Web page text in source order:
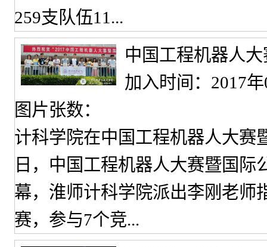
259支队伍11...
中国工程机器人
加入时间：2017
图片张数：
计科学院在中国工程机器人大赛
日，中国工程机器人大赛暨国
幕，淮师计科学院派出李刚老师
赛，参与7个竞...